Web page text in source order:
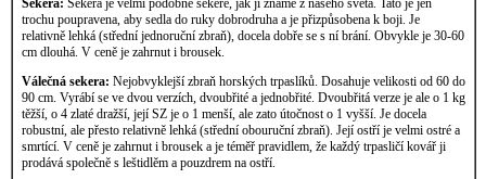
Sekera: Sekera je velmi podobné sekeře, jak ji známe z našeho světa. Tato je jen
trochu poupravena, aby sedla do ruky dobrodruha a je přizpůsobena k boji. Je
relativně lehká (střední jednoruční zbraň), docela dobře se s ní brání. Obvykle je 30-60
cm dlouhá. V ceně je zahrnut i brousek.
Válečná sekera: Nejobvyklejší zbraň horských trpaslíků. Dosahuje velikosti od 60 do
90 cm. Vyrábí se ve dvou verzích, dvoubřité a jednobřité. Dvoubřitá verze je ale o 1 kg
těžší, o 4 zlaté dražší, její SZ je o 1 menší, ale zato útočnost o 1 vyšší. Je docela
robustní, ale přesto relativně lehká (střední obouruční zbraň). Její ostří je velmi ostré a
smrtící. V ceně je zahrnut i brousek a je téměř pravidlem, že každý trpasličí kovář ji
prodává společně s leštidlěm a pouzdrem na ostří.